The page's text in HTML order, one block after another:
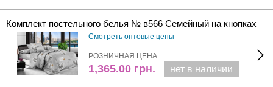
Комплект постельного белья № в566 Семейный на кнопках
Смотреть оптовые цены
РОЗНИЧНАЯ ЦЕНА
1,365.00 грн. нет в наличии